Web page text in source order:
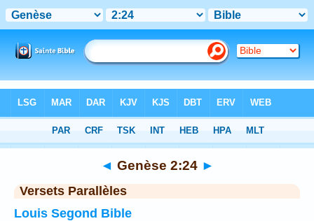
Chapitre 2> Verset 24
◄ Genèse 2:24 ►
Versets Parallèles
Louis Segond Bible